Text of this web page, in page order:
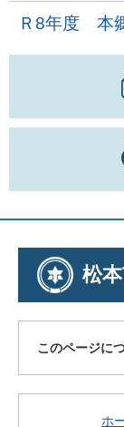
Ｒ8年度 本
松
このページに
ホ